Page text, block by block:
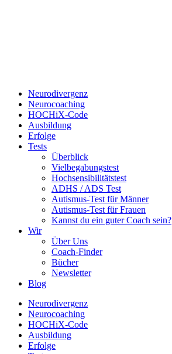
Neurodivergenz
Neurocoaching
HOCHiX-Code
Ausbildung
Erfolge
Tests
Überblick
Vielbegabungstest
Hochsensibilitätstest
ADHS / ADS Test
Autismus-Test für Männer
Autismus-Test für Frauen
Kannst du ein guter Coach sein?
Wir
Über Uns
Coach-Finder
Bücher
Newsletter
Blog
Neurodivergenz
Neurocoaching
HOCHiX-Code
Ausbildung
Erfolge